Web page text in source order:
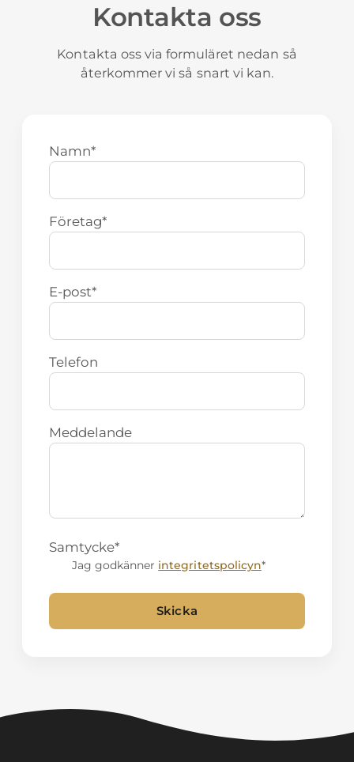
Kontakta oss
Kontakta oss via formuläret nedan så
återkommer vi så snart vi kan.
Namn*
Företag*
E-post*
Telefon
Meddelande
Samtycke*
Jag godkänner integritetspolicyn*
Skicka